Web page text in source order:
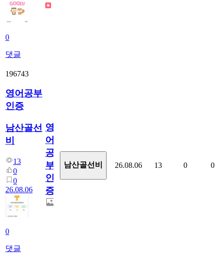
0
댓글
196743
영어공부
인증
남산골선
비
13
0
0
26.08.06
0
댓글
영
어
공
부
인
증
남산골선비 26.08.06 13 0 0